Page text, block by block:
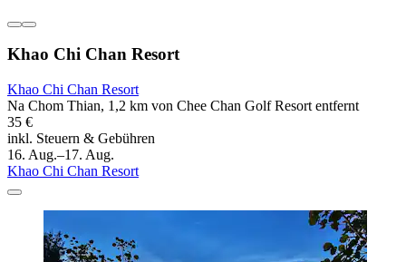
Khao Chi Chan Resort
Khao Chi Chan Resort
Na Chom Thian, 1,2 km von Chee Chan Golf Resort entfernt
35 €
inkl. Steuern & Gebühren
16. Aug.–17. Aug.
Khao Chi Chan Resort